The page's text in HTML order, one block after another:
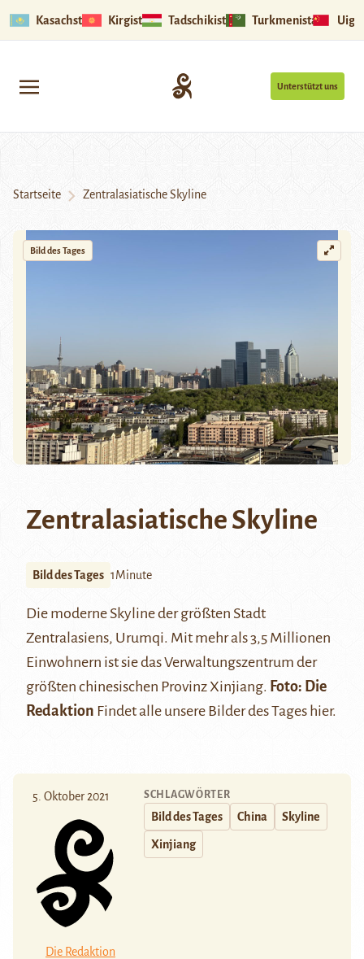
Kasachstan Kirgistan Tadschikistan Turkmenistan
Unterstützt uns
Startseite Zentralasiatische Skyline
Bild des Tages
Zentralasiatische Skyline
Bild des Tages 1Minute
Die moderne Skyline der größten Stadt
Zentralasiens, Urumqi. Mit mehr als 3,5 Millionen
Einwohnern ist sie das Verwaltungszentrum der
größten chinesischen Provinz Xinjiang. Foto: Die
Redaktion Findet alle unsere Bilder des Tages hier.
5. Oktober 2021
Die Redaktion
SCHLAGWÖRTER
Bild des Tages China Skyline
Xinjiang